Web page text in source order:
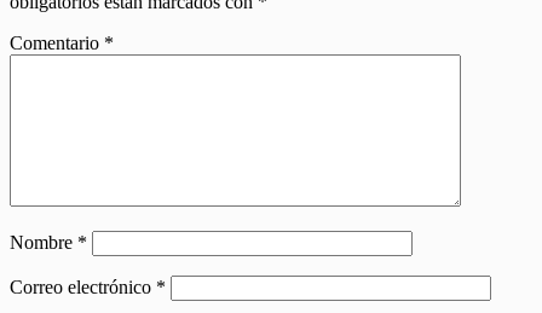
Comentario *
Nombre *
Correo electrónico *